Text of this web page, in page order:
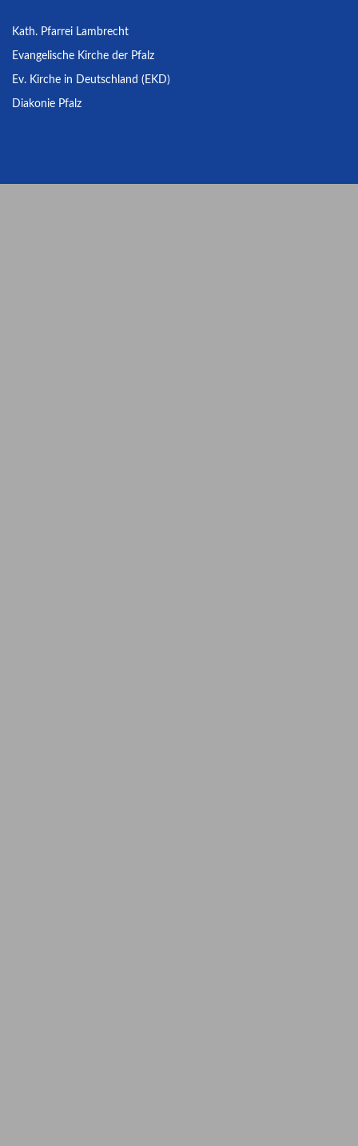
Kath. Pfarrei Lambrecht
Evangelische Kirche der Pfalz
Ev. Kirche in Deutschland (EKD)
Diakonie Pfalz